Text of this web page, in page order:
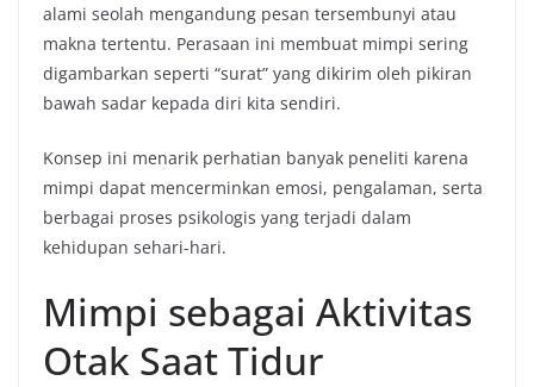
alami seolah mengandung pesan tersembunyi atau
makna tertentu. Perasaan ini membuat mimpi sering
digambarkan seperti “surat” yang dikirim oleh pikiran
bawah sadar kepada diri kita sendiri.
Konsep ini menarik perhatian banyak peneliti karena
mimpi dapat mencerminkan emosi, pengalaman, serta
berbagai proses psikologis yang terjadi dalam
kehidupan sehari-hari.
Mimpi sebagai Aktivitas
Otak Saat Tidur